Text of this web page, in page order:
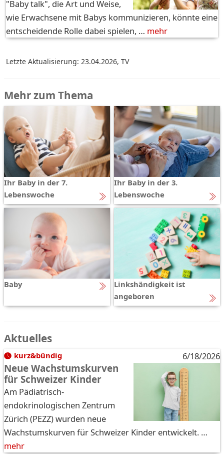
"Baby talk", die Art und Weise,
wie Erwachsene mit Babys kommunizieren, könnte eine
entscheidende Rolle dabei spielen, … mehr
Letzte Aktualisierung: 23.04.2026, TV
Mehr zum Thema
Ihr Baby in der 7.
Lebenswoche
Ihr Baby in der 3.
Lebenswoche
Baby
Linkshändigkeit ist
angeboren
Aktuelles
kurz&bündig 6/18/2026
Neue Wachstumskurven
für Schweizer Kinder
Am Pädiatrisch-
endokrinologischen Zentrum
Zürich (PEZZ) wurden neue
Wachstumskurven für Schweizer Kinder entwickelt. …
mehr